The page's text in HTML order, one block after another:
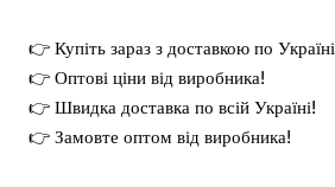
👉 Купіть зараз з доставкою по
👉 Оптові ціни від виробника!
👉 Швидка доставка по всій Україні!
👉 Замовте оптом від виробника!